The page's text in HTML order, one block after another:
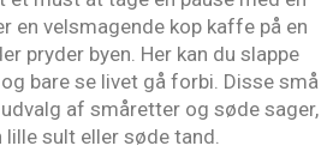
en velsmagende kop kaffe på en
pryder byen. Her kan du slappe
bare se livet gå forbi. Disse små
af småretter og søde sager,
sult eller søde tand.